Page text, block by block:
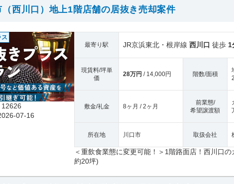
（西川口）地上1階店舗の居抜き売却案件
ス
07-16
最寄り駅 JR京浜東北・根岸線 西川口 徒歩 1
現賃料/坪単
価
28万円 / 14,000円 階数/面積
敷金/礼金 8ヶ月 / 2ヶ月
前業態/
希望譲渡額
所在地 川口市 取扱会社
＜重飲食業態に変更可能！＞1階路面店！西川口
約20坪)